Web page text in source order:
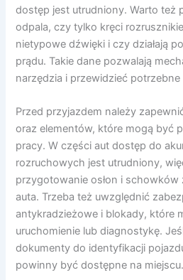
dostęp jest utrudniony. Warto też
odpala, czy tylko kręci
nietypowe dźwięki i czy działają
prądu. Takie dane pozwalają
narzędzia i przewidzieć potrzebne
Przed przyjazdem należy
oraz elementów, które mogą być
pracy. W części aut dostęp do
rozruchowych jest utrudniony,
przygotowanie osłon i schowków
auta. Trzeba też uwzględnić
antykradzieżowe i blokady, które
uruchomienie lub diagnostykę.
dokumenty do identyfikacji
powinny być dostępne na miejscu.